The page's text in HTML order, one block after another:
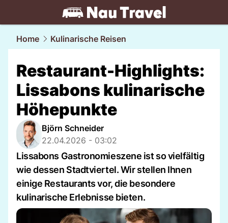
travel.NAU.ch
Home Kulinarische Reisen
Restaurant-Highlights:
Lissabons kulinarische
Höhepunkte
Björn Schneider
22.04.2026 - 03:02
Lissabons Gastronomieszene ist so vielfältig
wie dessen Stadtviertel. Wir stellen Ihnen
einige Restaurants vor, die besondere
kulinarische Erlebnisse bieten.